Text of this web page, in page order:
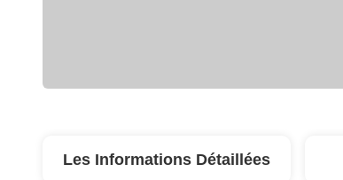
Les Informations Détaillées